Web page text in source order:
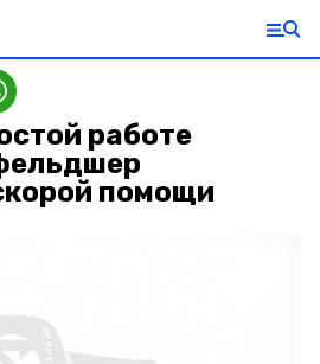
работе
помощи